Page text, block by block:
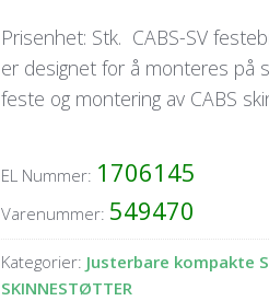
Prisenhet: Stk. CABS-SV
er designet for å monteres på
feste og montering av CABS
EL Nummer: 1706145
Varenummer: 549470
Kategorier: Justerbare kompakte
SKINNESTØTTER